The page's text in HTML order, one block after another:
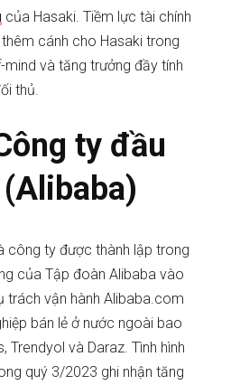
của Hasaki. Tiềm lực tài chính
cánh cho Hasaki trong
và tăng trưởng đầy tính
thủ.
ty đầu
công ty được thành lập trong
của Tập đoàn Alibaba vào
trách vận hành Alibaba.com
bán lẻ ở nước ngoài bao
Trendyol và Daraz. Tình hình
quý 3/2023 ghi nhận tăng